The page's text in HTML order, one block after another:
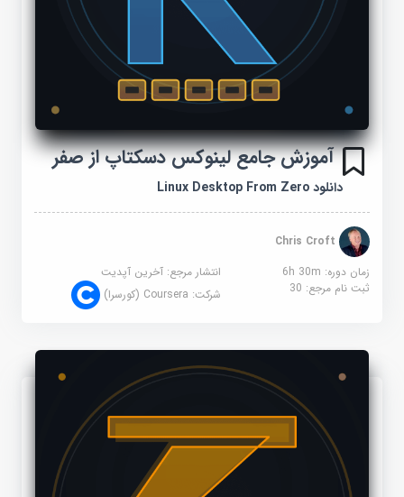
آموزش جامع لینوکس دسکتاپ از صفر
دانلود Linux Desktop From Zero
Chris Croft
زمان دوره: 6h 30m
انتشار مرجع:آخرین آپدیت
ثبت نام مرجع:30 شرکت:Coursera (کورسرا)